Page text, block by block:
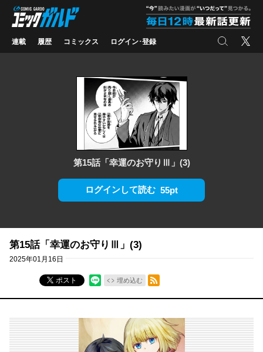
コミックガルド
連載 履歴 コミックス ログイン･登録 検索 X
第15話「幸運のお守りⅢ」(3)
ログインして読む 55pt
第15話「幸運のお守りⅢ」(3)
2025年01月16日
ポスト 埋め込む
RSSフィード